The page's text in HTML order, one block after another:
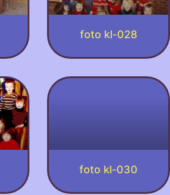
foto kl-028
foto kl-030